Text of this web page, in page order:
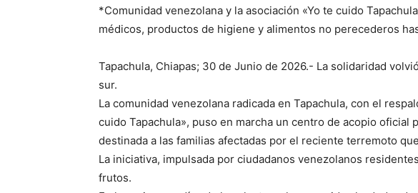
*Comunidad venezolana y la asociación «Yo te cuido
médicos, productos de higiene y alimentos no perecederos
Tapachula, Chiapas; 30 de Junio de 2026.- La solidaridad
sur.
La comunidad venezolana radicada en Tapachula, con el
cuido Tapachula», puso en marcha un centro de acopio oficial
destinada a las familias afectadas por el reciente terremoto
La iniciativa, impulsada por ciudadanos venezolanos
frutos.